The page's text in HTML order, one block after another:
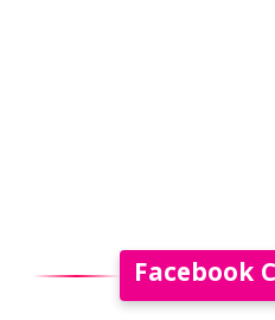
Facebook